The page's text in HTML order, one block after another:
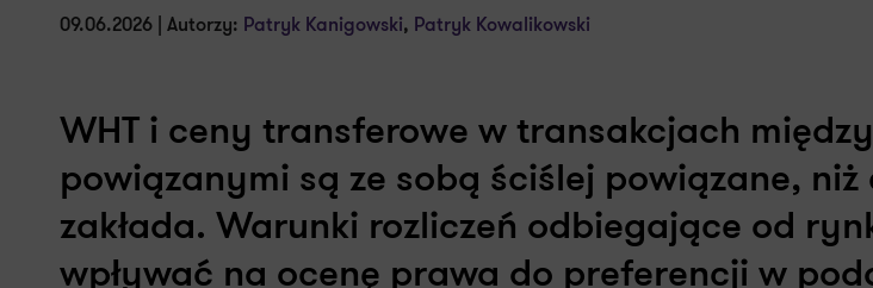
09.06.2026 | Autorzy: Patryk Kanigowski, Patryk Kowalikowski
WHT i ceny transferowe w transakcjach
powiązanymi są ze sobą ściślej powiązane, niż
zakłada. Warunki rozliczeń odbiegające od
wpływać na ocenę prawa do preferencji w